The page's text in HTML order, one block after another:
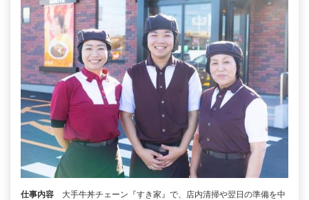
仕事内容
大手牛丼チェーン『すき家』で、店内清掃や翌日の準備を中